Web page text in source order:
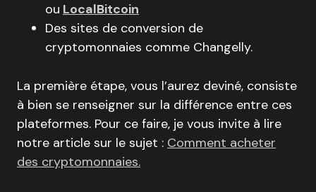
ou LocalBitcoin
Des sites de conversion de
cryptomonnaies comme Changelly.
La première étape, vous l’aurez deviné, consiste
à bien se renseigner sur la différence entre ces
plateformes. Pour ce faire, je vous invite à lire
notre article sur le sujet : Comment acheter
des cryptomonnaies.